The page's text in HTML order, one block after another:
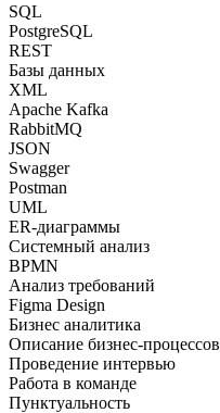
SQL
PostgreSQL
REST
Базы данных
XML
Apache Kafka
RabbitMQ
JSON
Swagger
Postman
UML
ER-диаграммы
Системный анализ
BPMN
Анализ требований
Figma Design
Бизнес аналитика
Описание бизнес-процессов
Проведение интервью
Работа в команде
Пунктуальность